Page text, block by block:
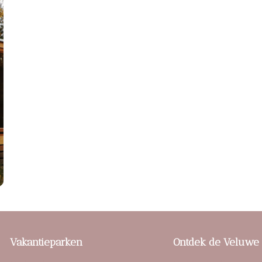
Vakantieparken Ontdek de Veluwe